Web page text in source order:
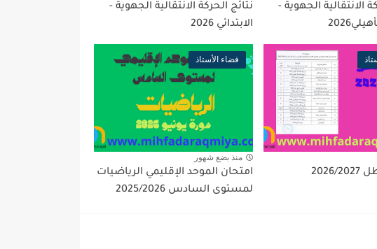
الانتقالية الجهوية -
نتائج الحركة الانتقالية الجهوية -
الابتدائي 2026
فضاء الأستاذ
منذ بضع شهور
امتحان الموحد الإقليمي الرياضيات
لمستوى السادس 2025/2026